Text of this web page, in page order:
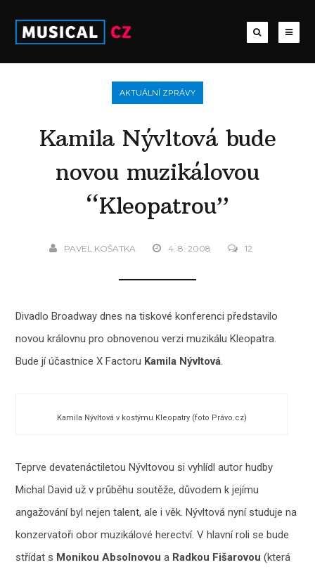
AKTUÁLNÍ ZPRÁVY
Kamila Nývltová bude
novou muzikálovou
“Kleopatrou”
PAVEL KOŠATKA 4. 8. 2008 12
Divadlo Broadway dnes na tiskové konferenci představilo
novou královnu pro obnovenou verzi muzikálu Kleopatra.
Bude jí účastnice X Factoru Kamila Nývltová.
Kamila Nývltová v kostýmu Kleopatry (foto Právo.cz)
Teprve devatenáctiletou Nývltovou si vyhlídl autor hudby
Michal David už v průběhu soutěže, důvodem k jejímu
angažování byl nejen talent, ale i věk. Nývltová nyní studuje na
konzervatoři obor muzikálové herectví. V hlavní roli se bude
střídat s Monikou Absolnovou a Radkou Fišarovou (která